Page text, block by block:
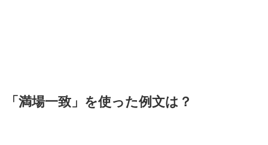
「満場一致」を使った例文は？